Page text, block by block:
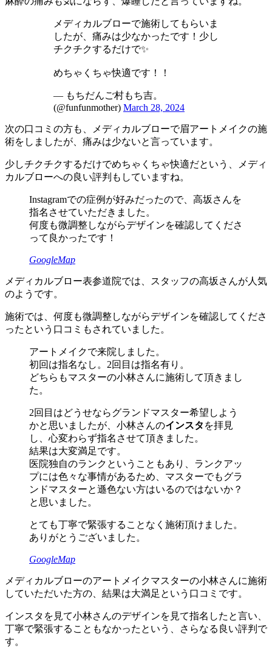
メディカルブローで施術してもらいま
したが、痛みは少なかったです！少し
チクチクするだけで✨
めちゃくちゃ快適です！！
— もちだんご村もち吉。
(@funfunmother) March 28, 2024
次の口コミの方も、メディカルブローで眉アートメイクの施
術をしましたが、痛みは少ないと言っています。
少しチクチクするだけでめちゃくちゃ快適だという、メディ
カルブローへの良い評判もしていますね。
Instagramでの症例が好みだったので、高坂さんを
指名させていただきました。
何度も微調整しながらデザインを確認してくださ
って良かったです！
GoogleMap
メディカルブロー表参道院では、スタッフの高坂さんが人気
のようです。
施術では、何度も微調整しながらデザインを確認してくださ
ったという口コミもされていました。
アートメイクで来院しました。
初回は指名なし。2回目は指名有り。
どちらもマスターの小林さんに施術して頂きまし
た。
2回目はどうせならグランドマスター希望しよう
かと思いましたが、小林さんのインスタ を拝見
し、心変わらず指名させて頂きました。
結果は大変満足です。
医院独自のランクということもあり、ランクアッ
プには色々な事情があるため、マスターでもグラ
ンドマスターと遜色ない方はいるのではないか？
と思いました。
とても丁寧で緊張することなく施術頂けました。
ありがとうございました。
GoogleMap
メディカルブローのアートメイクマスターの小林さんに施術
していただいた方の、結果は大満足という口コミです。
インスタを見て小林さんのデザインを見て指名したと言い、
丁寧で緊張することもなかったという、さらなる良い評判で
す。